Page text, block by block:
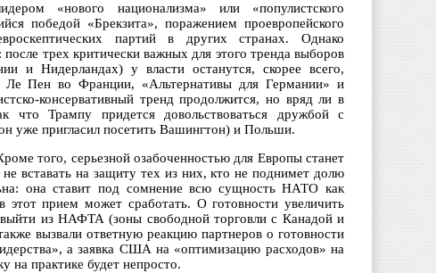
«нового национализма» или «популистского
победой «Брекзита», поражением проевропейского
партий в других странах. Однако
трех критически важных для этого тренда выборов
и Нидерландах) у власти останутся, скорее всего,
Ле Пен во Франции, «Альтернативы для Германии» и
консервативный тренд продолжится, но вряд ли в
что Трампу придется довольствоваться дружбой с
уже пригласил посетить Вашингтон) и Польши.
того, серьезной озабоченностью для Европы станет
вставать на защиту тех из них, кто не поднимет долю
она ставит под сомнение всю сущность НАТО как
этот прием может сработать. О готовности увеличить
из НАФТА (зоны свободной торговли с Канадой и
вызвали ответную реакцию партнеров о готовности
а заявка США на «оптимизацию расходов» на
на практике будет непросто.